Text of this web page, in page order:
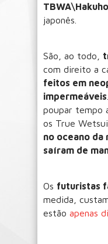
japonês.
São, ao todo,
com direito a
feitos em
impermeáveis
poupar tempo
os True
no oceano da
saíram de
Os futuristas
medida,
estão apenas